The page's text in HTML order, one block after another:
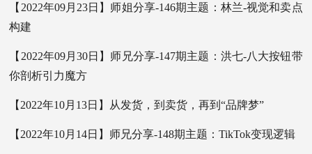
【2022年09月23日】师姐分享-146期主题：林兰-视觉和卖点
构建
【2022年09月30日】师兄分享-147期主题：洪七-八大按钮带
你剖析引力魔方
【2022年10月13日】从发货，到卖货，再到“品牌梦”
【2022年10月14日】师兄分享-148期主题：TikTok变现逻辑